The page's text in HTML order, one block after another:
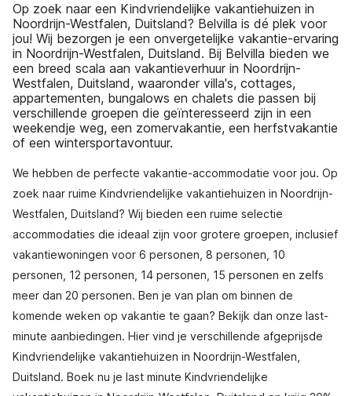
Op zoek naar een Kindvriendelijke vakantiehuizen in
Noordrijn-Westfalen, Duitsland? Belvilla is dé plek voor
jou! Wij bezorgen je een onvergetelijke vakantie-ervaring
in Noordrijn-Westfalen, Duitsland. Bij Belvilla bieden we
een breed scala aan vakantieverhuur in Noordrijn-
Westfalen, Duitsland, waaronder villa's, cottages,
appartementen, bungalows en chalets die passen bij
verschillende groepen die geïnteresseerd zijn in een
weekendje weg, een zomervakantie, een herfstvakantie
of een wintersportavontuur.
We hebben de perfecte vakantie-accommodatie voor jou. Op
zoek naar ruime Kindvriendelijke vakantiehuizen in Noordrijn-
Westfalen, Duitsland? Wij bieden een ruime selectie
accommodaties die ideaal zijn voor grotere groepen, inclusief
vakantiewoningen voor 6 personen, 8 personen, 10
personen, 12 personen, 14 personen, 15 personen en zelfs
meer dan 20 personen. Ben je van plan om binnen de
komende weken op vakantie te gaan? Bekijk dan onze last-
minute aanbiedingen. Hier vind je verschillende afgeprijsde
Kindvriendelijke vakantiehuizen in Noordrijn-Westfalen,
Duitsland. Boek nu je last minute Kindvriendelijke